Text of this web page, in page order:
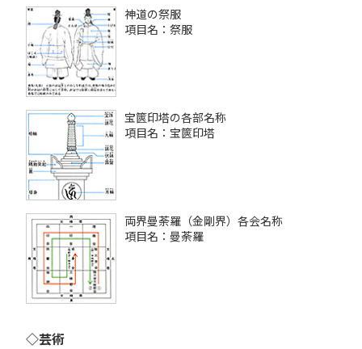
神道の祭服
項目名：祭服
宝篋印塔の各部名称
項目名：宝篋印塔
両界曼荼羅（金剛界）各会名称
項目名：曼荼羅
◇芸術